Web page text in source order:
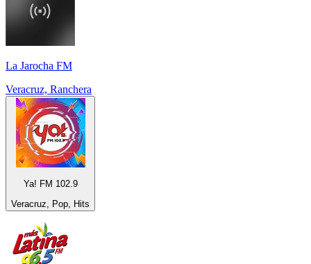
La Jarocha FM
Veracruz, Ranchera
Ya! FM 102.9
Veracruz, Pop, Hits